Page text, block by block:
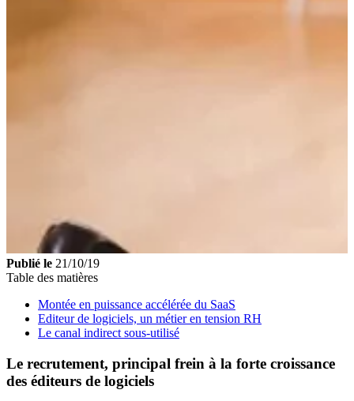
Publié le 21/10/19
Table des matières
Montée en puissance accélérée du SaaS
Editeur de logiciels, un métier en tension RH
Le canal indirect sous-utilisé
Le recrutement, principal frein à la forte croissance
des éditeurs de logiciels